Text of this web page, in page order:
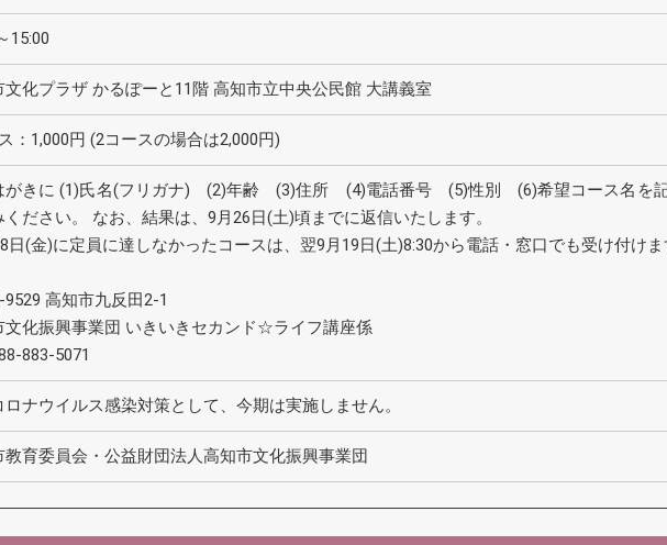
15:00
文化プラザ かるぽーと11階 高知市立中央公民館 大講義室
：1,000円 (2コースの場合は2,000円)
がきに (1)氏名(フリガナ) (2)年齢 (3)住所 (4)電話番号 (5)性別 (6)希望コース名を記
ください。 なお、結果は、9月26日(土)頃までに返信いたします。
日(金)に定員に達しなかったコースは、翌9月19日(土)8:30から電話・窓口でも受け付けま
9529 高知市九反田2-1
文化振興事業団 いきいきセカンド☆ライフ講座係
883-5071
ロナウイルス感染対策として、今期は実施しません。
教育委員会・公益財団法人高知市文化振興事業団